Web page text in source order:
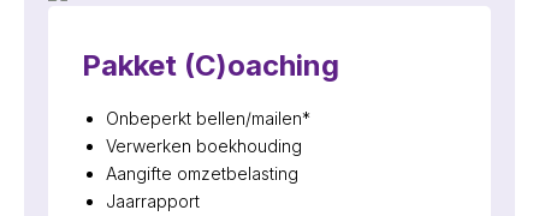
Pakket (C)oaching
Onbeperkt bellen/mailen*
Verwerken boekhouding
Aangifte omzetbelasting
Jaarrapport